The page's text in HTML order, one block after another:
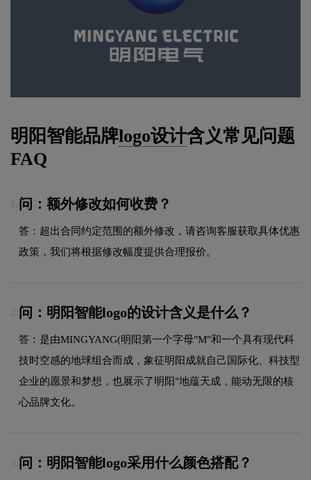
明阳智能品牌logo设计含义常见问题
FAQ
问：额外修改如何收费？
答：超出合同约定范围的额外修改，请咨询客服获取具体优惠
政策，我们将根据修改幅度提供合理报价。
2. 问：明阳智能logo的设计含义是什么？
答：是由MINGYANG(明阳第一个字母"M"和一个具有现代科
技时空感的地球组合而成，象征明阳成就自己国际化、科技型
企业的愿景和梦想，也展示了明阳"地蕴天成，能动无限的核
心品牌文化。
3. 问：明阳智能logo采用什么颜色搭配？